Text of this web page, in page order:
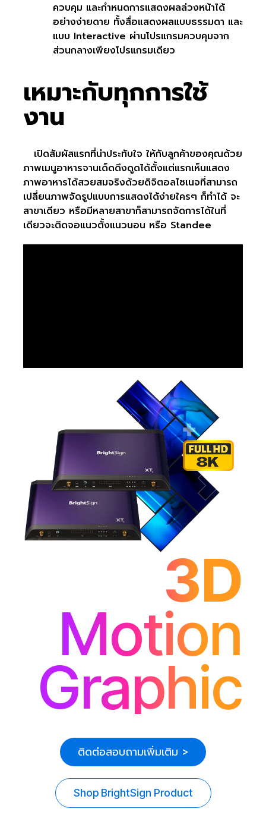
ควบคุม และกำหนดการแสดงผลล่วงหน้าได้
อย่างง่ายดาย ทั้งสื่อแสดงผลแบบธรรมดา และ
แบบ Interactive ผ่านโปรแกรมควบคุมจาก
ส่วนกลางเพียงโปรแกรมเดียว
เหมาะกับทุกการใช้
งาน
เปิดสัมผัสแรกที่น่าประทับใจ ให้กับลูกค้าของคุณด้วย
ภาพเมนูอาหารจานเด็ดดึงดูดได้ตั้งแต่แรกเห็นแสดง
ภาพอาหารได้สวยสมจริงด้วยดิจิตอลไซเนจที่สามารถ
เปลี่ยนภาพจัดรูปแบบการแสดงได้ง่ายใครๆ ก็ทำได้ จะ
สาขาเดียว หรือมีหลายสาขาก็สามารถจัดการได้ในที่
เดียวจะติดจอแนวตั้งแนวนอน หรือ Standee
3D
Motion
Graphic
ติดต่อสอบถามเพิ่มเติม >
Shop BrightSign Product